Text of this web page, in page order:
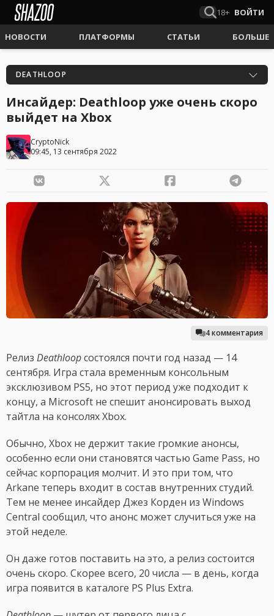
18+ ВОЙТИ
НОВОСТИ ПЛАТФОРМЫ СТАТЬИ БОЛЬШЕ
DEATHLOOP
Инсайдер: Deathloop уже очень скоро
выйдет на Xbox
CryptoNick
09:45, 13 сентября 2022
4 комментария
Релиз Deathloopсостоялся почти год назад — 14
сентября. Игра стала временным консольным
эксклюзивом PS5, но этот период уже подходит к
концу, а Microsoft не спешит анонсировать выход
тайтла на консолях Xbox.
Обычно, Xbox не держит такие громкие анонсы,
особенно если они становятся частью Game Pass, но
сейчас корпорация молчит. И это при том, что
Arkane теперь входит в состав внутренних студий.
Тем не менее инсайдер Джез Корден из Windows
Central сообщил, что анонс может случиться уже на
этой неделе.
Он даже готов поставить на это, а релиз состоится
очень скоро. Скорее всего, 20 числа — в день, когда
игра появится в каталоге PS Plus Extra.